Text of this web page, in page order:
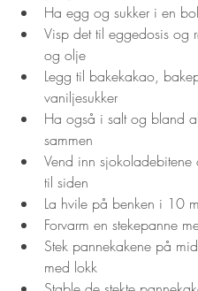
Ha egg og sukker i en
Visp det til eggedosis og
og olje
Legg til bakekakao,
vaniljesukker
Ha også i salt og bland
sammen
Vend inn sjokoladebitene
til siden
La hvile på benken i 10
Forvarm en stekepanne
Stek pannekakene på
med lokk